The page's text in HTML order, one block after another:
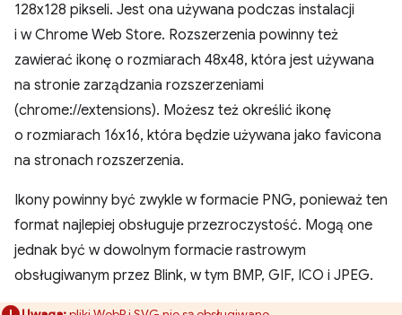
128x128 pikseli. Jest ona używana podczas instalacji
i w Chrome Web Store. Rozszerzenia powinny też
zawierać ikonę o rozmiarach 48x48, która jest używana
na stronie zarządzania rozszerzeniami
(chrome://extensions). Możesz też określić ikonę
o rozmiarach 16x16, która będzie używana jako favicona
na stronach rozszerzenia.
Ikony powinny być zwykle w formacie PNG, ponieważ ten
format najlepiej obsługuje przezroczystość. Mogą one
jednak być w dowolnym formacie rastrowym
obsługiwanym przez Blink, w tym BMP, GIF, ICO i JPEG.